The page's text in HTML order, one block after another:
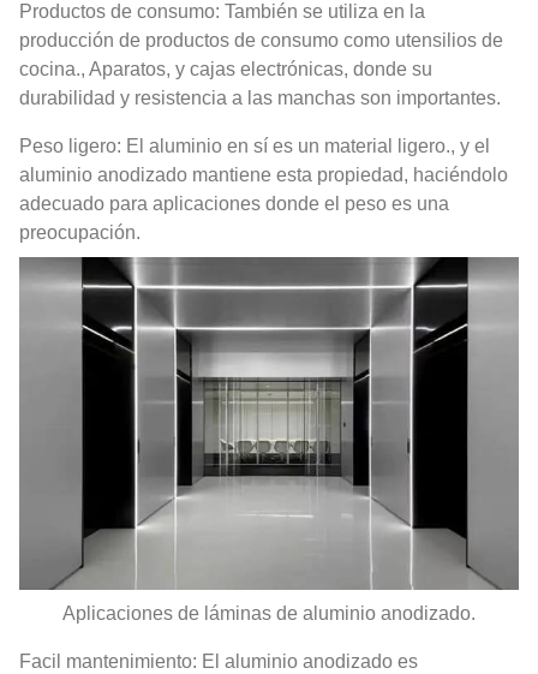
Productos de consumo: También se utiliza en la
producción de productos de consumo como utensilios de
cocina., Aparatos, y cajas electrónicas, donde su
durabilidad y resistencia a las manchas son importantes.
Peso ligero: El aluminio en sí es un material ligero., y el
aluminio anodizado mantiene esta propiedad, haciéndolo
adecuado para aplicaciones donde el peso es una
preocupación.
Aplicaciones de láminas de aluminio anodizado.
Facil mantenimiento: El aluminio anodizado es